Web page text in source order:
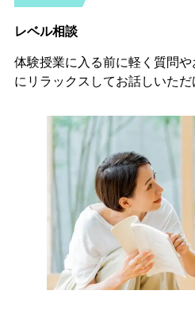
レベル相談
体験授業に入る前に軽く質問
にリラックスしてお話しいただ